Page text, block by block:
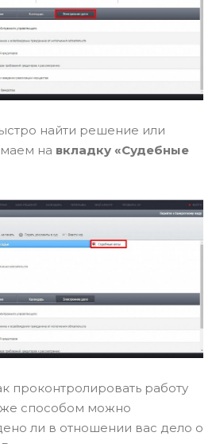
найти решение или
на вкладку «Судебные
проконтролировать работу
способом можно
ли в отношении вас дело о